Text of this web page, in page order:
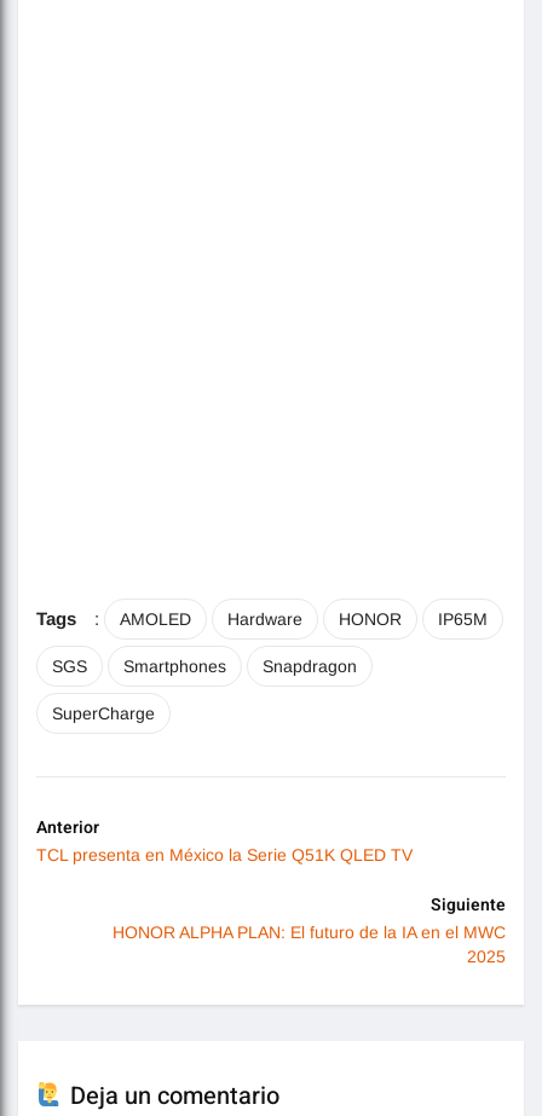
Tags : AMOLED Hardware HONOR IP65M
SGS Smartphones Snapdragon
SuperCharge
Anterior
TCL presenta en México la Serie Q51K QLED TV
Siguiente
HONOR ALPHA PLAN: El futuro de la IA en el MWC
2025
Deja un comentario